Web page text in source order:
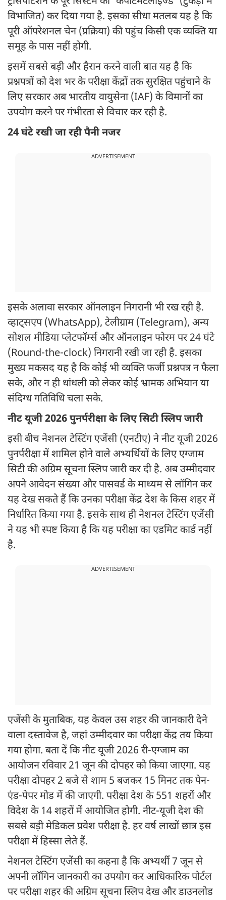
विभाजित) कर दिया गया है. इसका सीधा मतलब यह है कि
पूरी ऑपरेशनल चेन (प्रक्रिया) की पहुंच किसी एक व्यक्ति या
समूह के पास नहीं होगी.
इसमें सबसे बड़ी और हैरान करने वाली बात यह है कि
प्रश्नपत्रों को देश भर के परीक्षा केंद्रों तक सुरक्षित पहुंचाने के
लिए सरकार अब भारतीय वायुसेना (IAF) के विमानों का
उपयोग करने पर गंभीरता से विचार कर रही है.
24 घंटे रखी जा रही पैनी नजर
ADVERTISEMENT
इसके अलावा सरकार ऑनलाइन निगरानी भी रख रही है.
व्हाट्सएप (WhatsApp), टेलीग्राम (Telegram), अन्य
सोशल मीडिया प्लेटफॉर्म्स और ऑनलाइन फोरम पर 24 घंटे
(Round-the-clock) निगरानी रखी जा रही है. इसका
मुख्य मकसद यह है कि कोई भी व्यक्ति फर्जी प्रश्नपत्र न फैला
सके, और न ही धांधली को लेकर कोई भ्रामक अभियान या
संदिग्ध गतिविधि चला सके.
नीट यूजी 2026 पुनर्परीक्षा के लिए सिटी स्लिप जारी
इसी बीच नेशनल टेस्टिंग एजेंसी (एनटीए) ने नीट यूजी 2026
पुनर्परीक्षा में शामिल होने वाले अभ्यर्थियों के लिए एग्जाम
सिटी की अग्रिम सूचना स्लिप जारी कर दी है. अब उम्मीदवार
अपने आवेदन संख्या और पासवर्ड के माध्यम से लॉगिन कर
यह देख सकते हैं कि उनका परीक्षा केंद्र देश के किस शहर में
निर्धारित किया गया है. इसके साथ ही नेशनल टेस्टिंग एजेंसी
ने यह भी स्पष्ट किया है कि यह परीक्षा का एडमिट कार्ड नहीं
है.
ADVERTISEMENT
एजेंसी के मुताबिक, यह केवल उस शहर की जानकारी देने
वाला दस्तावेज है, जहां उम्मीदवार का परीक्षा केंद्र तय किया
गया होगा. बता दें कि नीट यूजी 2026 री-एग्जाम का
आयोजन रविवार 21 जून की दोपहर को किया जाएगा. यह
परीक्षा दोपहर 2 बजे से शाम 5 बजकर 15 मिनट तक पेन-
एंड-पेपर मोड में की जाएगी. परीक्षा देश के 551 शहरों और
विदेश के 14 शहरों में आयोजित होगी. नीट-यूजी देश की
सबसे बड़ी मेडिकल प्रवेश परीक्षा है. हर वर्ष लाखों छात्र इस
परीक्षा में हिस्सा लेते हैं.
नेशनल टेस्टिंग एजेंसी का कहना है कि अभ्यर्थी 7 जून से
अपनी लॉगिन जानकारी का उपयोग कर आधिकारिक पोर्टल
पर परीक्षा शहर की अग्रिम सूचना स्लिप देख और डाउनलोड